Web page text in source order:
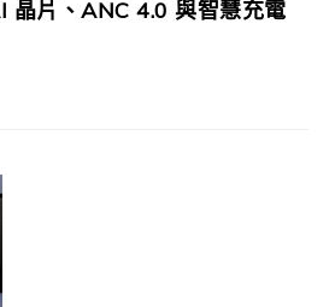
晶片、ANC 4.0 與智慧充電